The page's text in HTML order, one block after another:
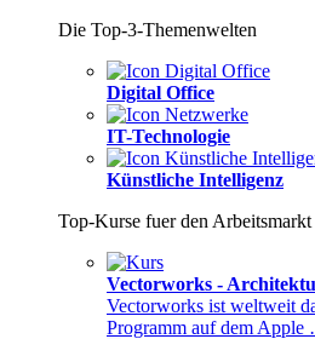
Die Top-3-Themenwelten
Digital Office
IT-Technologie
Künstliche Intelligenz
Top-Kurse fuer den Arbeitsmarkt
Vectorworks -
Vectorworks ist weltweit
Programm auf dem